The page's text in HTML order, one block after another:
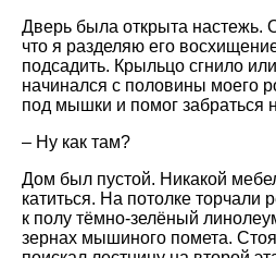
Дверь была открыта настежь.
что я разделяю его
подсадить. Крыльцо сгнило
начинался с половины моего
под мышки и помог забраться
– Ну как там?
Дом был пустой. Никакой
катиться. На потолке торчали
к полу тёмно-зелёный
зернах мышиного помета.